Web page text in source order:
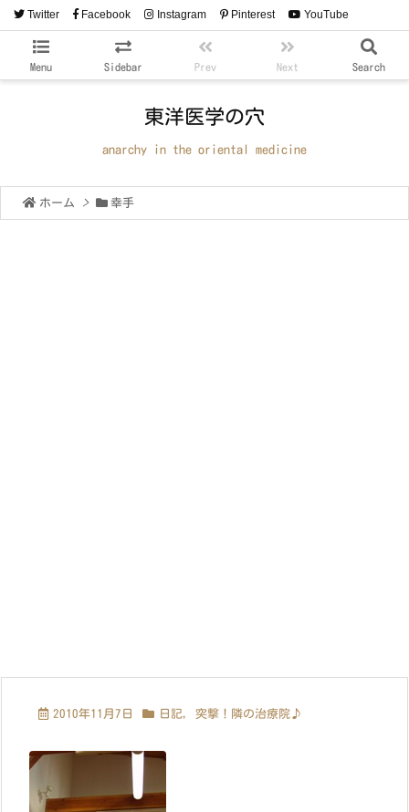
Menu Sidebar Prev Next Search
Twitter Facebook Instagram Pinterest YouTube
RSS
東洋医学の穴
anarchy in the oriental medicine
ホーム > 幸手
2010年11月7日 日記, 突撃！隣の治療院♪